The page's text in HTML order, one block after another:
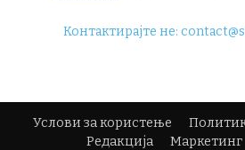
Контактирајте не:
Услови за користење
Редакција
Маркетинг